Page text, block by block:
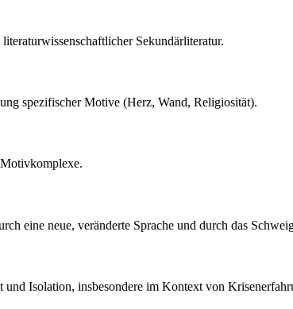
Sekundärliteratur.
spezifischer Motive (Herz, Wand, Religiosität).
eine neue, veränderte Sprache und durch das
Isolation, insbesondere im Kontext von